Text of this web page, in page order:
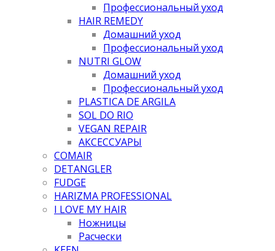
Профессиональный уход
HAIR REMEDY
Домашний уход
Профессиональный уход
NUTRI GLOW
Домашний уход
Профессиональный уход
PLASTICA DE ARGILA
SOL DO RIO
VEGAN REPAIR
АКСЕССУАРЫ
COMAIR
DETANGLER
FUDGE
HARIZMA PROFESSIONAL
I LOVE MY HAIR
Ножницы
Расчески